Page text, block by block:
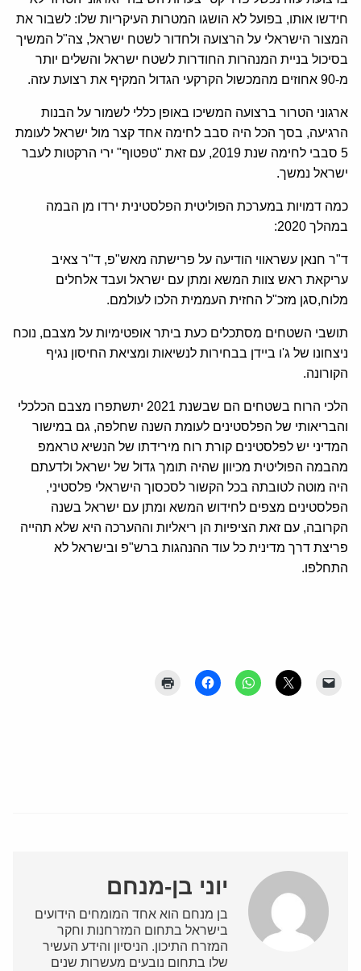
חידשו אותו, בפועל לא הושגו המטרות העיקריות שלו: לשבור את
המצור הישראלי על הרצועה ולחדור לשטח ישראל, צה"ל המשיך
בסיכול בניית המנהרות החודרות לשטח ישראל והשלים יותר
מ-90 אחוזים מהמכשול הקרקעי הגדול המקיף את רצועת עזה.
ארגוני הטרור ברצועה המשיכו באופן כללי לשמור על הבנות
הרגיעה, בסך הכל היה סבב לחימה אחד קצר מול ישראל לעומת
5 סבבי לחימה שנת 2019, עם זאת "טפטוף" ירי הרקטות לעבר
ישראל נמשך.
כמה דמויות במערכת הפוליטית הפלסטינית ירדו מן הבמה
במהלך 2020:
ד"ר חנאן עשראווי הודיעה על פרישתה מאש"פ, ד"ר צאיב
עריקאת ראש צוות המשא ומתן עם ישראל ועבד אלחלים
מלוח,סגן מזכ"ל החזית העממית הלכו לעולמם.
תושבי השטחים מסתכלים כעת ביתר אופטימיות על מצבם, נוכח
ניצחונו של ג'ו ביידן בבחירות לנשיאות ומציאת החיסון נגיף
הקורונה.
הלכי הרוח בשטחים הם שבשנת 2021 יתשתפרו מצבם הכלכלי
והבריאותי של הפלסטינים לעומת השנה שחלפה, גם במישור
המדיני יש לפלסטינים קורת רוח מירידתו של הנשיא טראמפ
מהבמה הפוליטית מכיוון שהיה תומך גדול של ישראל ולדעתם
היה מוטה לטובתה בכל הקשור לסכסוך הישראלי פלסטיני,
הפלסטינים מצפים לחידוש המשא ומתן עם ישראל בשנה
הקרובה, עם זאת הציפיות הן ריאליות וההערכה היא שלא תהייה
פריצת דרך מדינית כל עוד ההנהגות ברש"פ ובישראל לא
התחלפו.
יוני בן-מנחם
בן מנחם הוא אחד המומחים הידועים
בישראל בתחום המזרחנות וחקר
המזרח התיכון. הניסיון והידע העשיר
שלו בתחום נובעים מעשרות שנים